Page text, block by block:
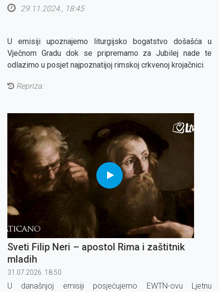
29.11.2024., 18:45
U emisiji upoznajemo liturgijsko bogatstvo došašća u
Vječnom Gradu dok se pripremamo za Jubilej nade te
odlazimo u posjet najpoznatijoj rimskoj crkvenoj krojačnici.
Repriza:
Sveti Filip Neri – apostol Rima i zaštitnik
mladih
31.07.2026. 18:50
U današnjoj emisiji posjećujemo EWTN-ovu Ljetnu